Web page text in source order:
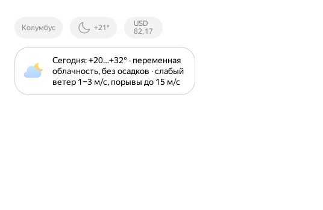
Колумбус +21°
Курсы ЦБ
РФ
USD
82,17
Сегодня: +20⁠…⁠+32⁠° · переменная
облачность, без осадков · слабый
ветер 1⁠–⁠3 м⁠/⁠с, порывы до 15 м⁠/⁠с